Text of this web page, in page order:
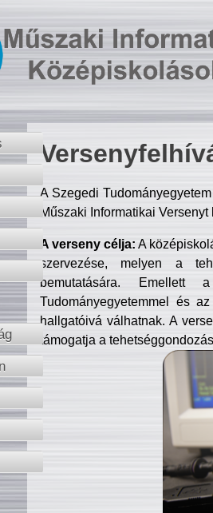
A Szegedi
Műszaki Informatikai
A verseny célja: A
szervezése, melyen a
bemutatására. Emellett
Tudományegyetemmel és
hallgatóivá válhatnak. A
támogatja a